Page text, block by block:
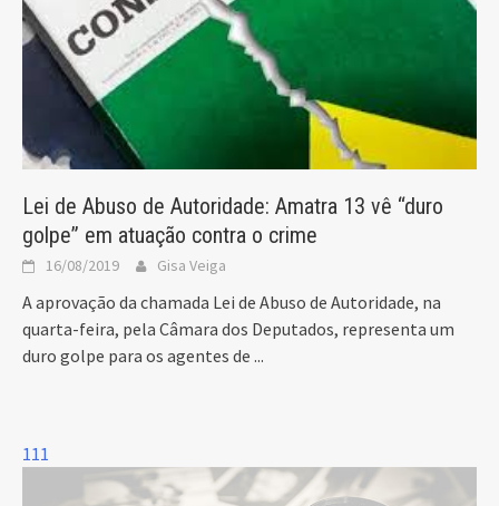
Lei de Abuso de Autoridade: Amatra 13 vê “duro
golpe” em atuação contra o crime
16/08/2019 Gisa Veiga
A aprovação da chamada Lei de Abuso de Autoridade, na
quarta-feira, pela Câmara dos Deputados, representa um
duro golpe para os agentes de ...
111